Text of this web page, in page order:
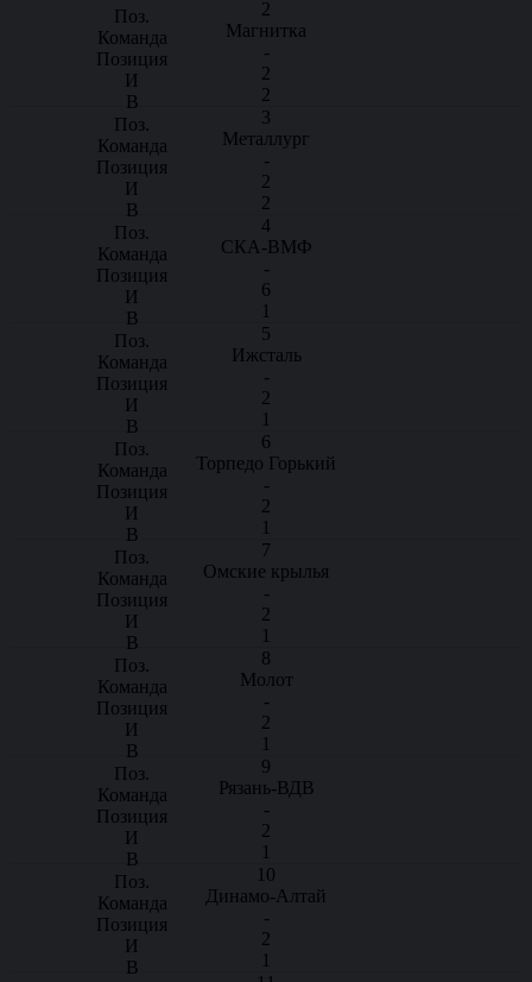
2
Магнитка
-
2
2
3
Металлург
-
2
2
4
СКА-ВМФ
-
6
1
5
Ижсталь
-
2
1
6
Торпедо Горький
-
2
1
7
Омские крылья
-
2
1
8
Молот
-
2
1
9
Рязань-ВДВ
-
2
1
10
Динамо-Алтай
-
2
1